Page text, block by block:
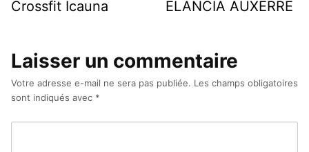
Crossfit Icauna ELANCIA AUXERRE
Laisser un commentaire
Votre adresse e-mail ne sera pas publiée. Les champs obligatoires
sont indiqués avec *